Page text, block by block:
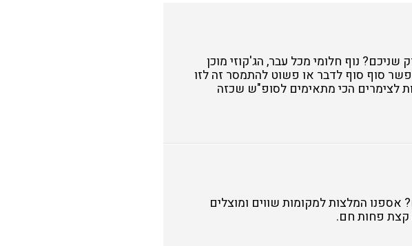
נוף חלומי מכל עבר, הג'קוזי מוכן
סוף סוף לדבר או פשוט להתמסר זה לזו
לצימרים הכי מתאימים לסופ"ש שכזה
אספנו המלצות למקומות שווים ומוצלים
קצת פחות חם.